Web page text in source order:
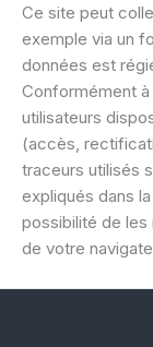
Ce site peut
exemple via un
données est
Conformément
utilisateurs
(accès,
traceurs utilisés
expliqués dans
possibilité de les
de votre